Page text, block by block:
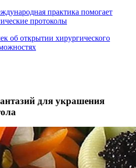
практика помогает
протоколы
об открытии хирургического
для украшения